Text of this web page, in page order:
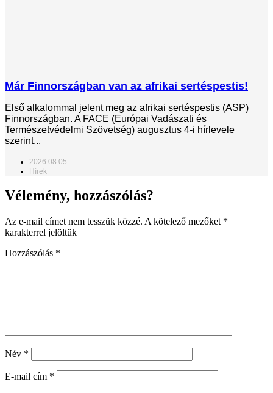
Már Finnországban van az afrikai sertéspestis!
Első alkalommal jelent meg az afrikai sertéspestis (ASP)
Finnországban. A FACE (Európai Vadászati és
Természetvédelmi Szövetség) augusztus 4-i hírlevele
szerint...
2026.08.05.
Hírek
Vélemény, hozzászólás?
Az e-mail címet nem tesszük közzé. A kötelező mezőket *
karakterrel jelöltük
Hozzászólás *
Név *
E-mail cím *